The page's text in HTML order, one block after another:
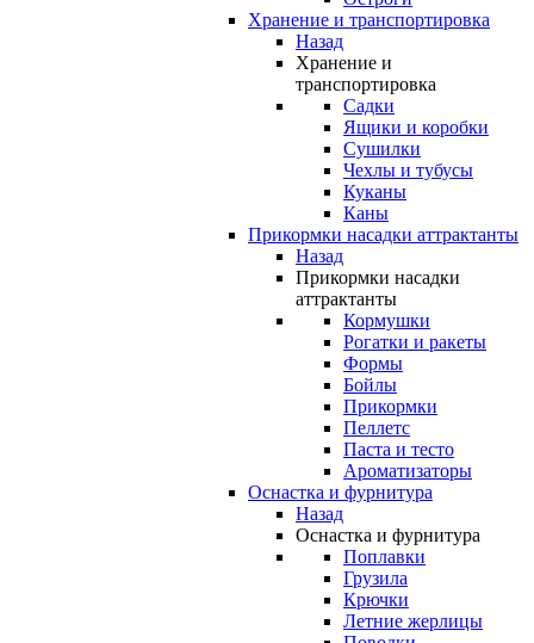
Хранение и транспортировка
Назад
Хранение и
транспортировка
Садки
Ящики и коробки
Сушилки
Чехлы и тубусы
Куканы
Каны
Прикормки насадки аттрактанты
Назад
Прикормки насадки
аттрактанты
Кормушки
Рогатки и ракеты
Формы
Бойлы
Прикормки
Пеллетс
Паста и тесто
Ароматизаторы
Оснастка и фурнитура
Назад
Оснастка и фурнитура
Поплавки
Грузила
Крючки
Летние жерлицы